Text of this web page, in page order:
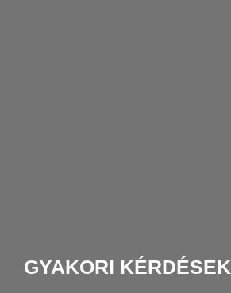
GYAKORI KÉRDÉSEK